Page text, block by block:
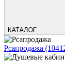
КАТАЛОГ
Рсапродажа